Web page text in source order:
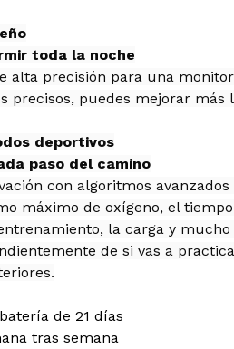
toda la noche
alta precisión para una
precisos, puedes mejorar más
deportivos
paso del camino
con algoritmos
máximo de oxígeno, el
la carga y
de si vas a
de 21 días
tras semana